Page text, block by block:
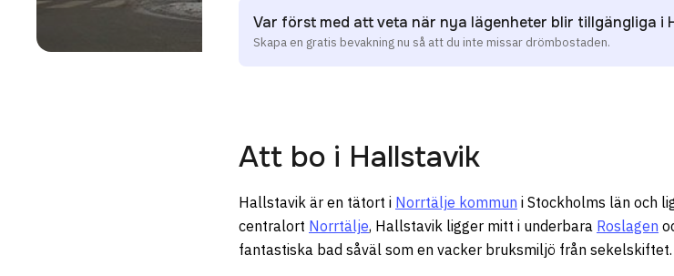
Var först med att veta när nya lägenheter blir tillgängliga i
Skapa en gratis bevakning nu så att du inte missar drömbostaden.
Att bo i Hallstavik
Hallstavik är en tätort i Norrtälje kommun i Stockholms län och
centralort Norrtälje, Hallstavik ligger mitt i underbara Roslagen
fantastiska bad såväl som en vacker bruksmiljö från sekelskiftet.